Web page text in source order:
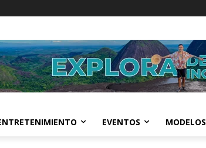
EVENTOS MODELOS